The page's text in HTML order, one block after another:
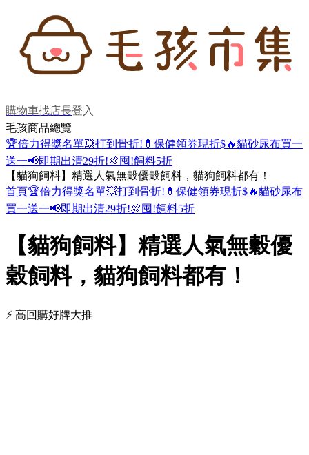
購物車找店長登入
毛孩商品總覽
🏆倍力得獎名單💥打到骨折! 💊保健領券現折$🔥貓砂尿布買一
送一📢即期出清29折!🍖囤!飼料5折
【貓狗飼料】精選人氣無穀優穀飼料，貓狗飼料都有！
首頁🏆倍力得獎名單💥打到骨折! 💊保健領券現折$🔥貓砂尿布
買一送一📢即期出清29折!🍖囤!飼料5折
【貓狗飼料】精選人氣無穀優
穀飼料，貓狗飼料都有！
⚡ 高回購好牌大推